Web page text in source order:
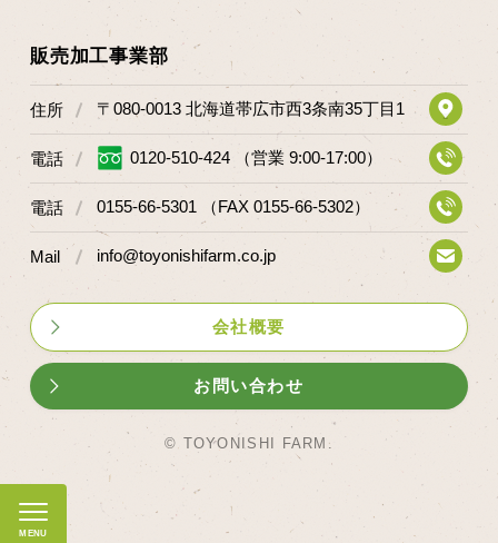
販売加工事業部
住所 〒080-0013 北海道帯広市西3条南35丁目1
電話 0120-510-424 （営業 9:00-17:00）
電話 0155-66-5301 （FAX 0155-66-5302）
Mail info@toyonishifarm.co.jp
会社概要
お問い合わせ
© TOYONISHI FARM.